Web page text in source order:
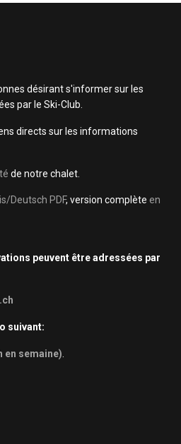
désirant s'informer sur les
par le Ski-Club.
directs sur les informations
de notre chalet.
Deutsch PDF, version complète en
peuvent être adressées par
suivant:
en semaine)